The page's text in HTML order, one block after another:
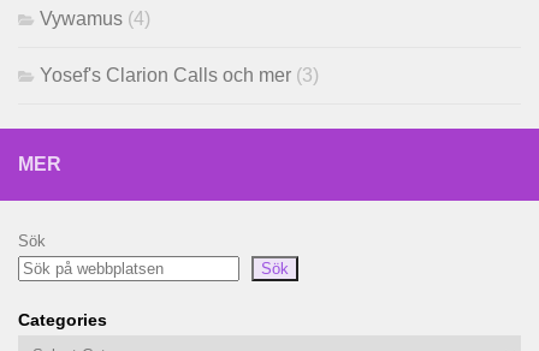
Vywamus (4)
Yosef's Clarion Calls och mer (3)
MER
Sök
Sök
Categories